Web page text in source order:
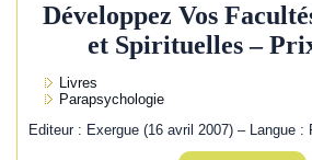
Développez Vos
et Spirituelles –
Livres
Parapsychologie
Editeur : Exergue (16 avril 2007) – Langue